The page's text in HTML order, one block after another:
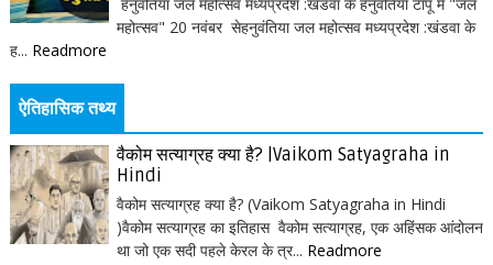
महोत्सव" 20 नवंबर सेहनुवंतिया जल महोत्सव मध्यप्रदेश :खंडवा के
ह... Readmore
ऐतिहासिक तथ्य
वैकोम सत्याग्रह क्या है? |Vaikom Satyagraha in
Hindi
वैकोम सत्याग्रह क्या है? (Vaikom Satyagraha in Hindi
)वैकोम सत्याग्रह का इतिहास वैकोम सत्याग्रह, एक अहिंसक आंदोलन
था जो एक सदी पहले केरल के त्र... Readmore